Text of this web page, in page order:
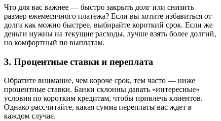
Что для вас важнее — быстро закрыть долг или снизить
размер ежемесячного платежа? Если вы хотите избавиться от
долга как можно быстрее, выбирайте короткий срок. Если же
деньги нужны на текущие расходы, лучше взять более долгий,
но комфортный по выплатам.
3. Процентные ставки и переплата
Обратите внимание, чем короче срок, тем часто — ниже
процентные ставки. Банки склонны давать «интересные»
условия по коротким кредитам, чтобы привлечь клиентов.
Однако рассчитайте, какая сумма переплаты вас ждет в
каждом случае.